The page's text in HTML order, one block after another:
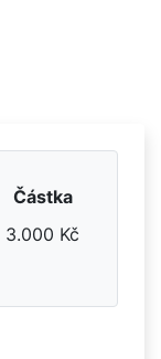
Částka
3.000 Kč